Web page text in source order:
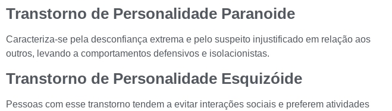
Transtorno de Personalidade Paranoide
Caracteriza-se pela desconfiança extrema e pelo suspeito injustificado em relação aos
outros, levando a comportamentos defensivos e isolacionistas.
Transtorno de Personalidade Esquizóide
Pessoas com esse transtorno tendem a evitar interações sociais e preferem atividades